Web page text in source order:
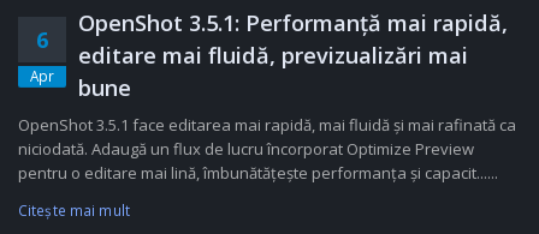
6
Apr
OpenShot 3.5.1: Performanță mai rapidă,
editare mai fluidă, previzualizări mai
bune
OpenShot 3.5.1 face editarea mai rapidă, mai fluidă și mai rafinată ca
niciodată. Adaugă un flux de lucru încorporat Optimize Preview
pentru o editare mai lină, îmbunătățește performanța și capacit......
Citeşte mai mult